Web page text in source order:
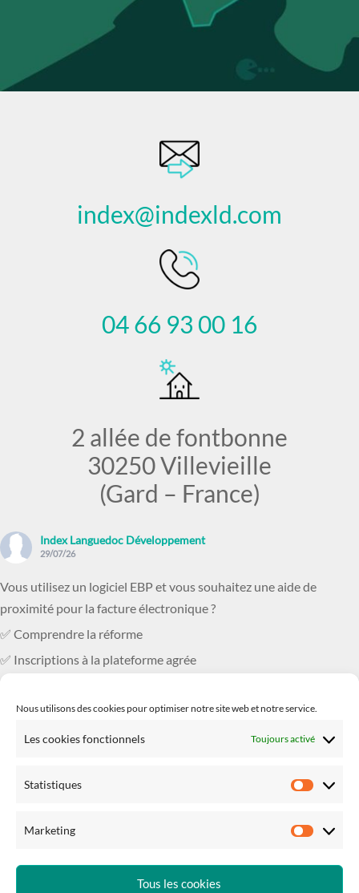
Nous utilisons des cookies pour optimiser notre site web et notre service.
Les cookies fonctionnels Toujours activé
Statistiques
Marketing
Tous les cookies
index@indexld.com
04 66 93 00 16
2 allée de fontbonne
30250 Villevieille
(Gard – France)
Index Languedoc Développement
29/07/26
Vous utilisez un logiciel EBP et vous souhaitez une aide de
proximité pour la facture électronique ?
✅ Comprendre la réforme
✅ Inscriptions à la plateforme agrée
✅ Comment bien paramétrer son logicie
Photo
Voir sur Facebook · Partager